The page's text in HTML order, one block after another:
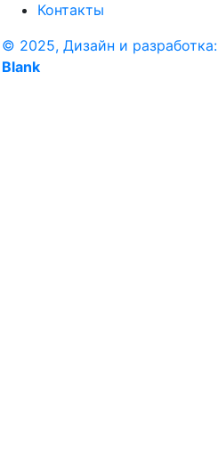
Контакты
© 2025, Дизайн и разработка:
Blank